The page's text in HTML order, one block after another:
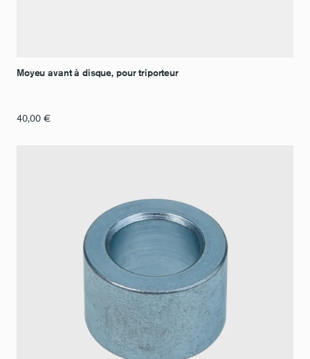
Moyeu avant à disque, pour triporteur
40,00 €